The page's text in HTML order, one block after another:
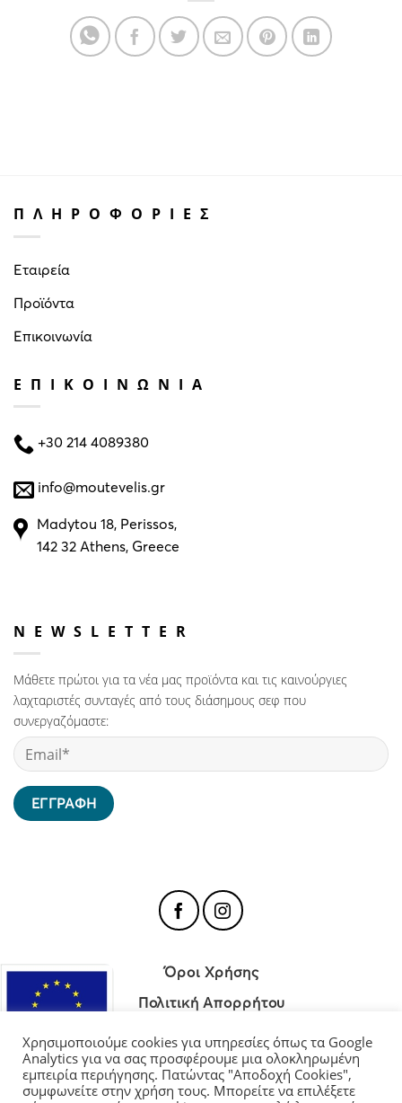
ΠΛΗΡΟΦΟΡΙΕΣ
Εταιρεία
Προϊόντα
Επικοινωνία
ΕΠΙΚΟΙΝΩΝΙΑ
+30 214 4089380
info@moutevelis.gr
Madytou 18, Perissos,
142 32 Athens, Greece
NEWSLETTER
Μάθετε πρώτοι για τα νέα μας προϊόντα και τις καινούργιες
λαχταριστές συνταγές από τους διάσημους σεφ που
συνεργαζόμαστε:
Όροι Χρήσης
Πολιτική Απορρήτου
Πολιτική Cookies
Χρησιμοποιούμε cookies για υπηρεσίες όπως τα Google
Analytics για να σας προσφέρουμε μια ολοκληρωμένη
εμπειρία περιήγησης. Πατώντας "Αποδοχή Cookies",
συμφωνείτε στην χρήση τους. Μπορείτε να επιλέξετε